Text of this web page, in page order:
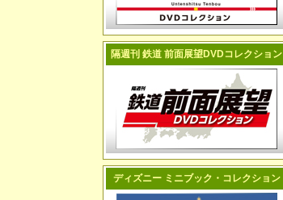
隔週刊 鉄道 前面展望DVDコレクション
ディズニー ミニブック・コレクション